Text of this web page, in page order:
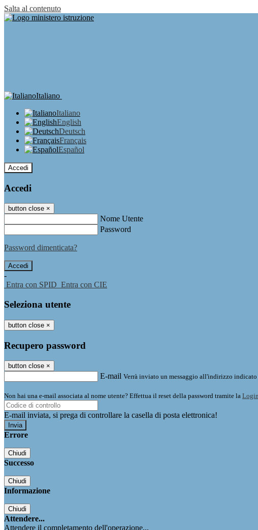
Salta al contenuto
Italiano
Italiano
English
Deutsch
Français
Español
Accedi
Accedi
button close ×
Nome Utente
Password
Password dimenticata?
-
Entra con SPID Entra con CIE
Seleziona utente
button close ×
Recupero password
button close ×
E-mail Verrà inviato un messaggio all'indirizzo
Non hai una e-mail associata al nome utente? Effettua il reset della password tramite la
E-mail inviata, si prega di controllare la casella di posta elettronica!
Errore
Chiudi
Successo
Chiudi
Informazione
Chiudi
Attendere...
Attendere il completamento dell'operazione...